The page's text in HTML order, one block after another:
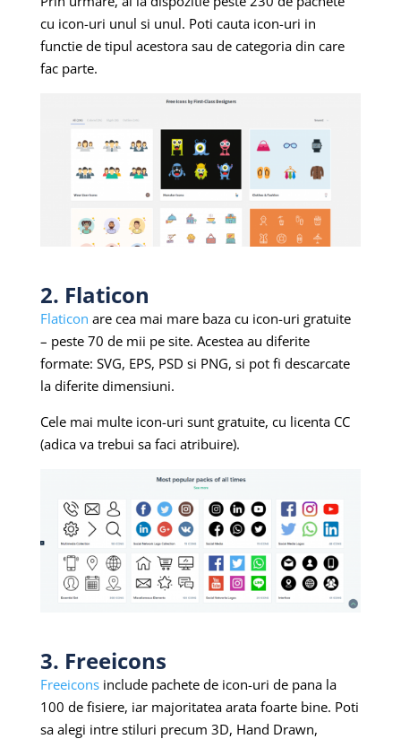
cu icon-uri unul si unul. Poti cauta icon-uri in
functie de tipul acestora sau de categoria din care
fac parte.
2. Flaticon
Flaticon are cea mai mare baza cu icon-uri gratuite
– peste 70 de mii pe site. Acestea au diferite
formate: SVG, EPS, PSD si PNG, si pot fi descarcate
la diferite dimensiuni.
Cele mai multe icon-uri sunt gratuite, cu licenta CC
(adica va trebui sa faci atribuire).
3. Freeicons
Freeiconsinclude pachete de icon-uri de pana la
100 de fisiere, iar majoritatea arata foarte bine. Poti
sa alegi intre stiluri precum 3D, Hand Drawn,